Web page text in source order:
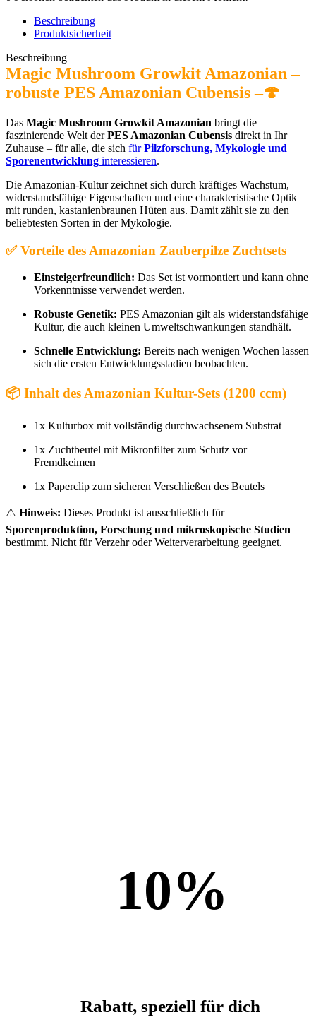
Beschreibung
Produktsicherheit
Beschreibung
Magic Mushroom Growkit Amazonian –
robuste PES Amazonian Cubensis –🍄
Das Magic Mushroom Growkit Amazonian bringt die
faszinierende Welt derPES Amazonian Cubensis direkt in Ihr
Zuhause – für alle, die sich fürPilzforschung, Mykologie und
Sporenentwicklung interessieren.
Die Amazonian-Kultur zeichnet sich durch kräftiges Wachstum,
widerstandsfähige Eigenschaften und eine charakteristische Optik
mit runden, kastanienbraunen Hüten aus. Damit zählt sie zu den
beliebtesten Sorten in der Mykologie.
✅ Vorteile des Amazonian Zauberpilze Zuchtsets
Einsteigerfreundlich: Das Set ist vormontiert und kann ohne
Vorkenntnisse verwendet werden.
Robuste Genetik: PES Amazonian gilt als widerstandsfähige
Kultur, die auch kleinen Umweltschwankungen standhält.
Schnelle Entwicklung: Bereits nach wenigen Wochen lassen
sich die ersten Entwicklungsstadien beobachten.
📦 Inhalt des Amazonian Kultur-Sets (1200 ccm)
1x Kulturbox mit vollständig durchwachsenem Substrat
1x Zuchtbeutel mit Mikronfilter zum Schutz vor
Fremdkeimen
1x Paperclip zum sicheren Verschließen des Beutels
⚠️ Hinweis: Dieses Produkt ist ausschließlich für
Sporenproduktion, Forschung und mikroskopische Studien
bestimmt. Nicht für Verzehr oder Weiterverarbeitung geeignet.
10%
Rabatt, speziell für dich